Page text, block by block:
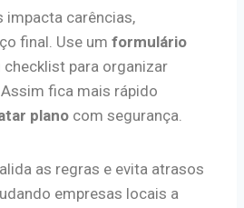
impacta carências,
final. Use um formulário
para organizar
fica mais rápido
plano com segurança.
as regras e evita atrasos
empresas locais a